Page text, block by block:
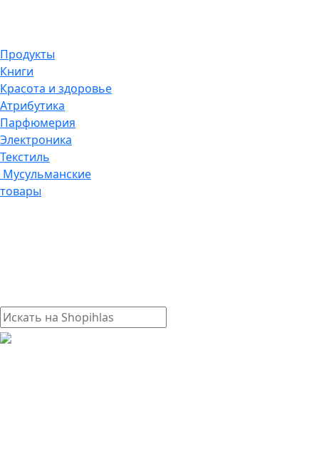
Продукты
Книги
Красота и здоровье
Атрибутика
Парфюмерия
Электроника
Текстиль
Мусульманские
товары